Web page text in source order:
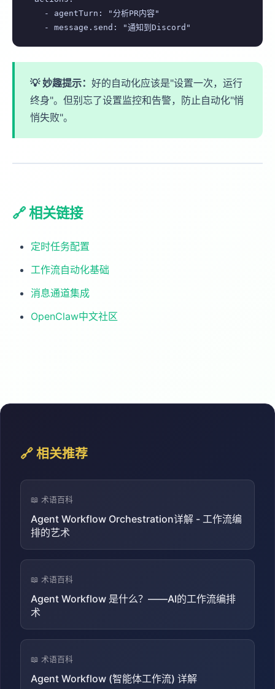
    - agentTurn: "分析PR内容"
    - message.send: "通知到Discord"
💡 妙趣提示： 好的自动化应该是"设置一次，运行
终身"。但别忘了设置监控和告警，防止自动化"悄
悄失败"。
🔗 相关链接
定时任务配置
工作流自动化基础
消息通道集成
OpenClaw中文社区
🔗 相关推荐
📖 术语百科
Agent Workflow Orchestration详解 - 工作流编
排的艺术
📖 术语百科
Agent Workflow 是什么？——AI的工作流编排
术
📖 术语百科
Agent Workflow (智能体工作流) 详解